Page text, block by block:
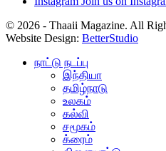
© 2026 - Thaaii Magazine. All
Website Design: BetterStudio
நாட்டு நடப்பு
இந்தியா
தமிழ்நாடு
உலகம்
கல்வி
சமூகம்
க்ரைம்